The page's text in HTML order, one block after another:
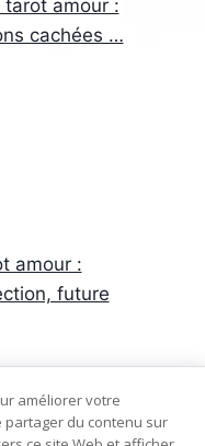
amour :
cachées …
amour :
future
améliorer votre
partager du contenu sur